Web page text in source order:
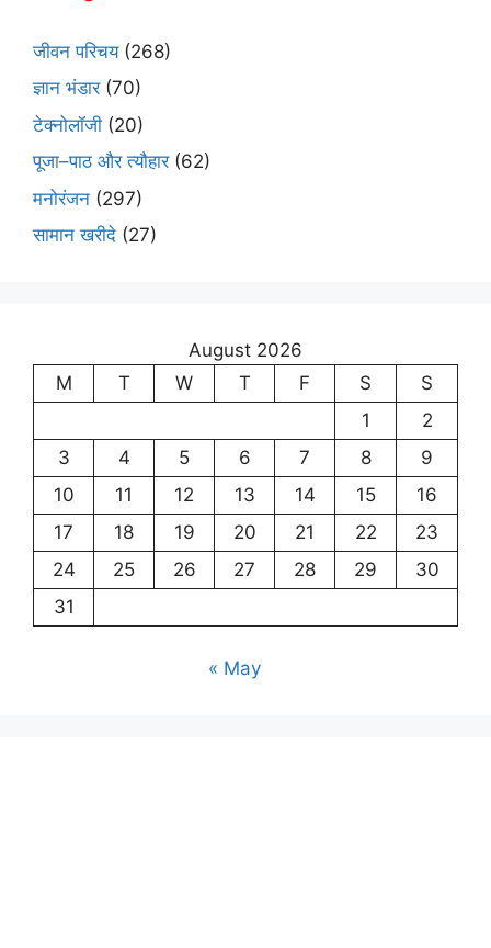
जीवन परिचय(268)
ज्ञान भंडार(70)
टेक्नोलॉजी (20)
पूजा–पाठ और त्यौहार(62)
मनोरंजन (297)
सामान खरीदे (27)
August 2026
M
T W T F S
S
1
2
3
4 5 6 7 8
9
10
11 12 13 14 15
16
17
18 19 20 21 22
23
24
25 26 27 28 29
30
31
« May